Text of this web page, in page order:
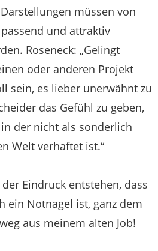
müssen von
und attraktiv
Roseneck: „Gelingt
oder anderen Projekt
sein, es lieber unerwähnt zu
das Gefühl zu geben,
der nicht als sonderlich
Welt verhaftet ist.“
Eindruck entstehen, dass
ein Notnagel ist, ganz dem
aus meinem alten Job!